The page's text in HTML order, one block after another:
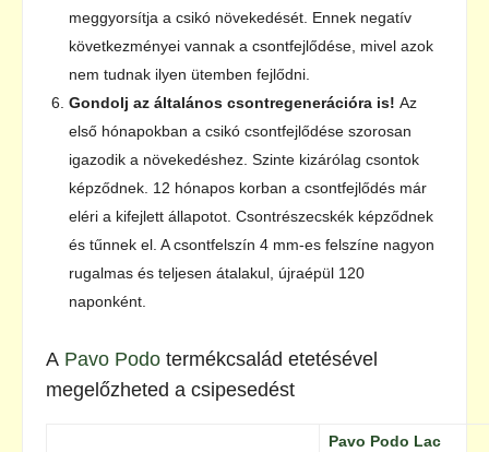
meggyorsítja a csikó növekedését. Ennek negatív
következményei vannak a csontfejlődése, mivel azok
nem tudnak ilyen ütemben fejlődni.
Gondolj az általános csontregenerációra is! Az
első hónapokban a csikó csontfejlődése szorosan
igazodik a növekedéshez. Szinte kizárólag csontok
képződnek. 12 hónapos korban a csontfejlődés már
eléri a kifejlett állapotot. Csontrészecskék képződnek
és tűnnek el. A csontfelszín 4 mm-es felszíne nagyon
rugalmas és teljesen átalakul, újraépül 120
naponként.
A Pavo Podo termékcsalád etetésével
megelőzheted a csipesedést
Pavo Podo Lac